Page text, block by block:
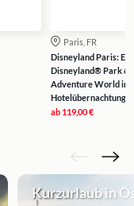
Paris, FR
Disneyland Paris:
Disneyland® Park &
Adventure World
Hotelübernachtung
ab 119,00 €
Kurzurlaub in